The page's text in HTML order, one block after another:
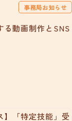
事務局お知らせ
動画制作とSNS